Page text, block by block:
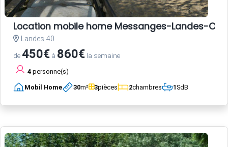
Location mobile home Messanges-Landes-
Landes 40
de450€ à 860€ la semaine
4 personne(s)
Mobil Home 30m² 3pièces 2chambres 1SdB